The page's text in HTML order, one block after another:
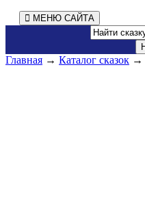
МЕНЮ САЙТА
Главная → Каталог сказок →